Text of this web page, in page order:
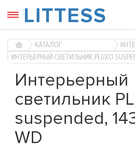
LITTESS
КАТАЛОГ
ИНТЕРЬЕРНЫЙ СВЕТИЛЬНИК PLUXO
Интерьерный
светильник
suspended,
WD